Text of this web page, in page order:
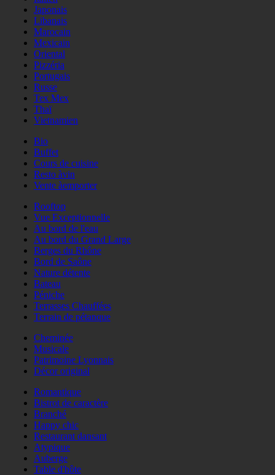
Japonais
Libanais
Marocain
Mexicain
Oriental
Pizzéria
Portugais
Russe
Tex Mex
Thaï
Vietnamien
Bio
Buffet
Cours de cuisine
Resto àvin
Vente àemporter
Rooftop
Vue Exceptionnelle
Au bord de l'eau
Au bord du Grand Large
Berges du Rhône
Bord de Saône
Nature détente
Bateau
Péniche
Terrasses Chauffées
Terrain de pétanque
Cheminée
Musicale
Patrimoine Lyonnais
Décor original
Romantique
Bistrot de caractère
Branché
Happy chic
Restaurant dansant
Atypique
Auberge
Table d'hôte